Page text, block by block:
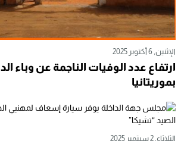
الإثنين, 6 أكتوبر 2025
بموريتانيا